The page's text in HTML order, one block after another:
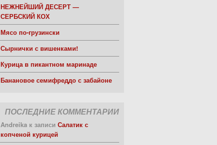
НЕЖНЕЙШИЙ ДЕСЕРТ —
СЕРБСКИЙ КОХ
Мясо по-грузински
Сырнички с вишенками!
Курица в пикантном маринаде
Банановое семифреддо с забайоне
ПОСЛЕДНИЕ КОММЕНТАРИИ
Andreika к записи Салатик с
копченой курицей